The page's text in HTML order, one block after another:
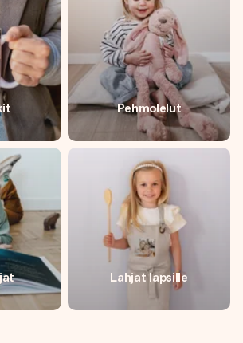
Pehmolelut
Lahjat lapsille